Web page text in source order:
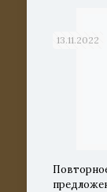
13.11.2022